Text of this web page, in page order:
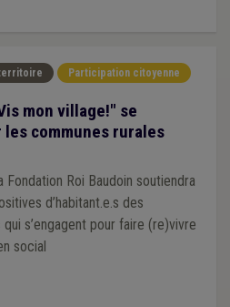
Participation citoyenne
mon village!" se
communes rurales
Roi Baudoin soutiendra
d’habitant.e.s des
s’engagent pour faire (re)vivre
social